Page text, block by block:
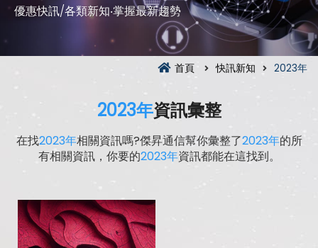
優惠快訊/各類新知‧掌握最新趨勢
首頁 快訊新知 2023年
2023年資訊彙整
在找2023年相關資訊嗎?傑昇通信幫你彙整了2023年的所
有相關資訊，你要的2023年資訊都能在這找到。